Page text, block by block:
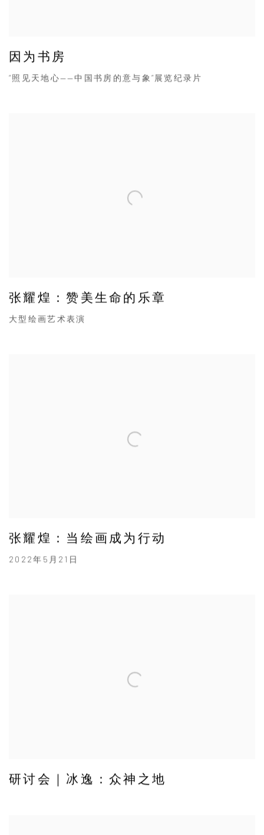
因为书房
“照见天地心——中国书房的意与象”展览纪录片
张耀煌：赞美生命的乐章
大型绘画艺术表演
张耀煌：当绘画成为行动
2022年5月21日
研讨会｜冰逸：众神之地